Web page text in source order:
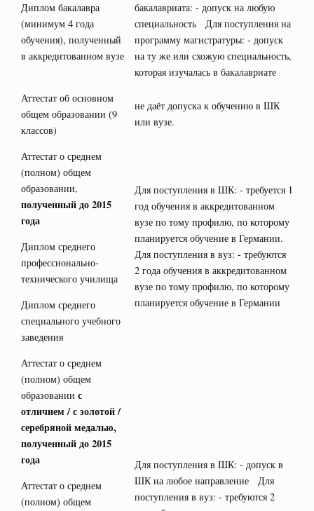
Диплом бакалавра
(минимум 4 года
обучения), полученный
в аккредитованном вузе
бакалавриата: - допуск на любую
специальность Для поступления на
программу магистратуры: - допуск
на ту же или схожую специальность,
которая изучалась в бакалавриате
Аттестат об основном
общем образовании (9
классов)
не даёт допуска к обучению в ШК
или вузе.
Аттестат о среднем
(полном) общем
образовании,
полученный до 2015
года
Для поступления в ШК: - требуется 1
год обучения в аккредитованном
вузе по тому профилю, по которому
планируется обучение в Германии.
Для поступления в вуз: - требуются
2 года обучения в аккредитованном
вузе по тому профилю, по которому
планируется обучение в Германии
Диплом среднего
профессионально-
технического училища
Диплом среднего
специального учебного
заведения
Аттестат о среднем
(полном) общем
образовании с
отличием / с золотой /
серебряной медалью,
полученный до 2015
года
Для поступления в ШК: - допуск в
ШК на любое направление Для
поступления в вуз: - требуются 2
Аттестат о среднем
(полном) общем